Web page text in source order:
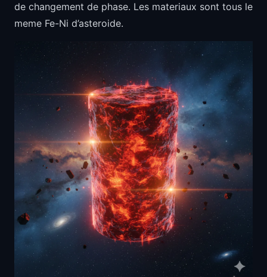
de changement de phase. Les materiaux sont tous le
meme Fe-Ni d’asteroide.